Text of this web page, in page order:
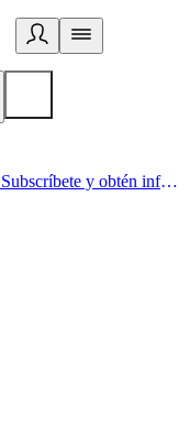
Acá comienza un estilo de vida saludable. Subscríbete y obtén información de primera mano